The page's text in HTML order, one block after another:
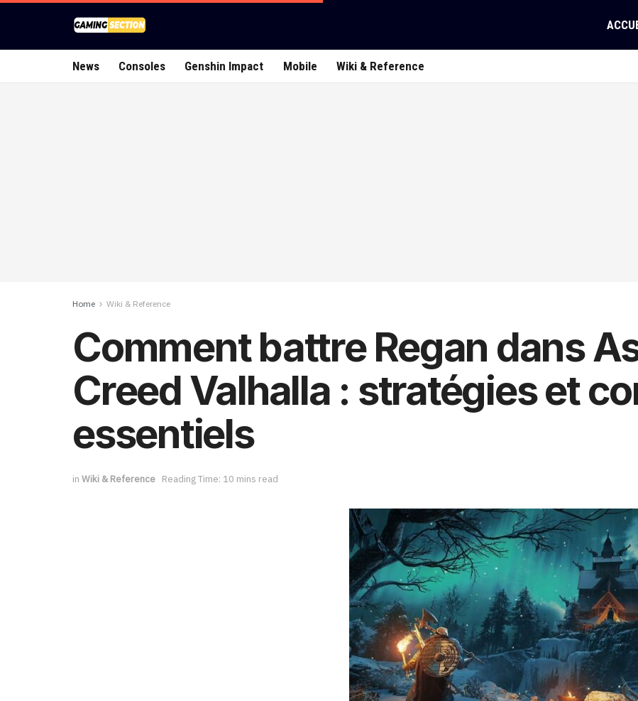
News Consoles Genshin Impact Mobile Wiki & Reference
Home Wiki & Reference
Comment battre Regan dans
Creed Valhalla : stratégies et
essentiels
in Wiki & Reference Reading Time: 10 mins read